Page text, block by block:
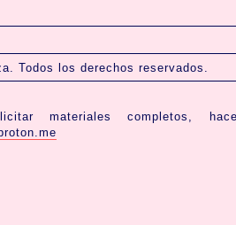
Todos los derechos reservados.
materiales completos,